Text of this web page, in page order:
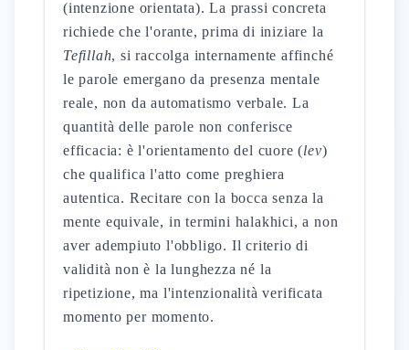
(intenzione orientata). La prassi concreta
richiede che l'orante, prima di iniziare la
Tefillah, si raccolga internamente affinché
le parole emergano da presenza mentale
reale, non da automatismo verbale. La
quantità delle parole non conferisce
efficacia: è l'orientamento del cuore (lev)
che qualifica l'atto come preghiera
autentica. Recitare con la bocca senza la
mente equivale, in termini halakhici, a non
aver adempiuto l'obbligo. Il criterio di
validità non è la lunghezza né la
ripetizione, ma l'intenzionalità verificata
momento per momento.